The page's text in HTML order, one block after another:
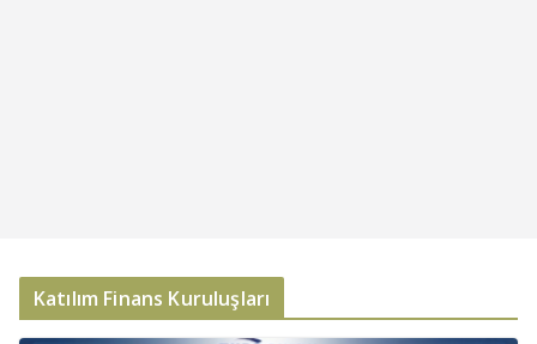
Katılım Finans Kuruluşları